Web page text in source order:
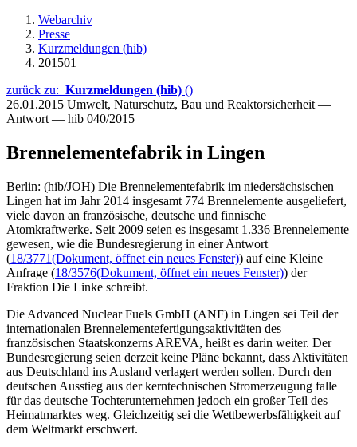
Webarchiv
Presse
Kurzmeldungen (hib)
201501
zurück zu: Kurzmeldungen (hib) ()
26.01.2015 Umwelt, Naturschutz, Bau und Reaktorsicherheit —
Antwort — hib 040/2015
Brennelementefabrik in Lingen
Berlin: (hib/JOH) Die Brennelementefabrik im niedersächsischen
Lingen hat im Jahr 2014 insgesamt 774 Brennelemente ausgeliefert,
viele davon an französische, deutsche und finnische
Atomkraftwerke. Seit 2009 seien es insgesamt 1.336 Brennelemente
gewesen, wie die Bundesregierung in einer Antwort
(18/3771(Dokument, öffnet ein neues Fenster)) auf eine Kleine
Anfrage (18/3576(Dokument, öffnet ein neues Fenster)) der
Fraktion Die Linke schreibt.
Die Advanced Nuclear Fuels GmbH (ANF) in Lingen sei Teil der
internationalen Brennelementefertigungsaktivitäten des
französischen Staatskonzerns AREVA, heißt es darin weiter. Der
Bundesregierung seien derzeit keine Pläne bekannt, dass Aktivitäten
aus Deutschland ins Ausland verlagert werden sollen. Durch den
deutschen Ausstieg aus der kerntechnischen Stromerzeugung falle
für das deutsche Tochterunternehmen jedoch ein großer Teil des
Heimatmarktes weg. Gleichzeitig sei die Wettbewerbsfähigkeit auf
dem Weltmarkt erschwert.